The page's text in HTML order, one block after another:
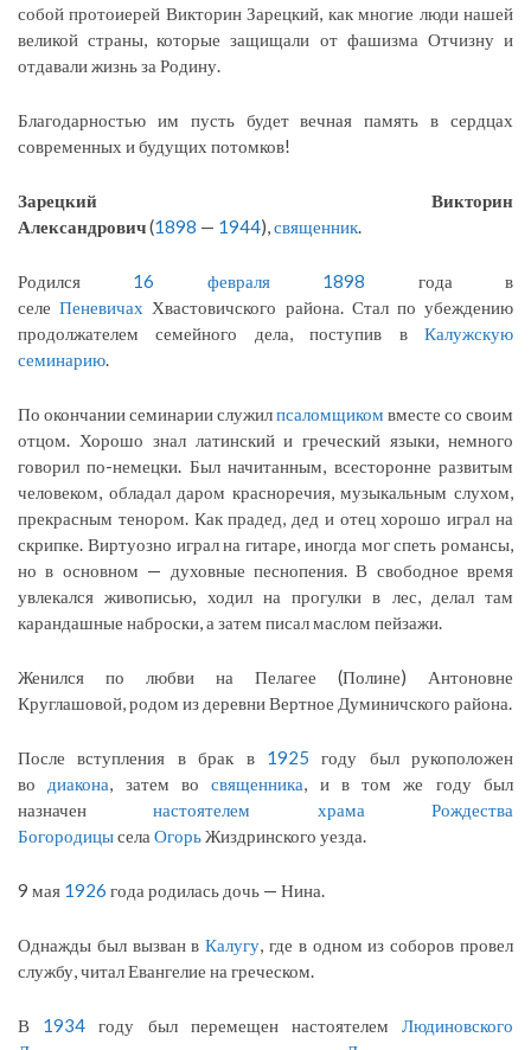
собой протоиерей Викторин Зарецкий, как многие люди нашей
великой страны, которые защищали от фашизма Отчизну и
отдавали жизнь за Родину.
Благодарностью им пусть будет вечная память в сердцах
современных и будущих потомков!
Зарецкий Викторин
Александрович(1898 — 1944), священник
Родился 16 февраля 1898 года в
селеПеневичах Хвастовичского района. Стал по убеждению
продолжателем семейного дела, поступив в Калужскую
семинарию
По окончании семинарии служилпсаломщиком вместе со своим
отцом. Хорошо знал латинский и греческий языки, немного
говорил по-немецки. Был начитанным, всесторонне развитым
человеком, обладал даром красноречия, музыкальным слухом,
прекрасным тенором. Как прадед, дед и отец хорошо играл на
скрипке. Виртуозно играл на гитаре, иногда мог спеть романсы,
но в основном — духовные песнопения. В свободное время
увлекался живописью, ходил на прогулки в лес, делал там
карандашные наброски, а затем писал маслом пейзажи.
Женился по любви на Пелагее (Полине) Антоновне
Круглашовой, родом из деревни Вертное Думиничского района.
После вступления в брак в 1925 году был рукоположен
во диакона , затем восвященника , и в том же году был
назначеннастоятелем
храма Рождества
Богородицысела ОгорьЖиздринского уезда.
9 мая 1926 года родилась дочь — Нина.
Однажды был вызван вКалугу , где в одном из соборов провел
службу, читал Евангелие на греческом.
В 1934 году был перемещен настоятелем
Людиновского